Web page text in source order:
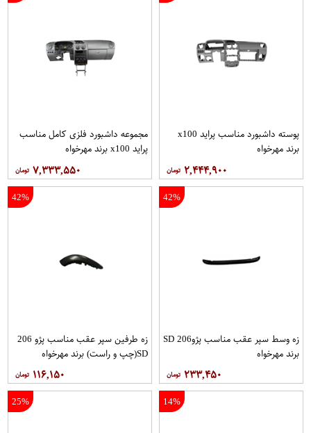
پوسته داشبورد مناسب پراید x100
برند مهرخواه
۲,۴۴۴,۹۰۰
مجموعه داشبورد فلزی كامل مناسب
پراید x100 برند مهرخواه
۷,۳۳۳,۵۵۰
42%
زه وسط سپر عقب مناسب پژو206 SD
برند مهرخواه
۲۳۳,۴۵۰
42%
زه طرفین سپر عقب مناسب پژو 206
SD(چپ و راست) برند مهرخواه
۱۱۶,۱۵۰
14%
25%